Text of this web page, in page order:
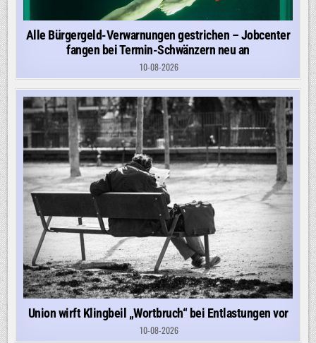
Alle Bürgergeld-Verwarnungen gestrichen – Jobcenter
fangen bei Termin-Schwänzern neu an
10-08-2026
Union wirft Klingbeil „Wortbruch“ bei Entlastungen vor
10-08-2026